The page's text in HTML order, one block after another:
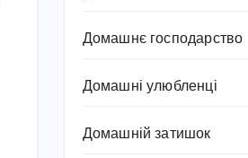
Домашнє господарство
Домашні улюбленці
Домашній затишок